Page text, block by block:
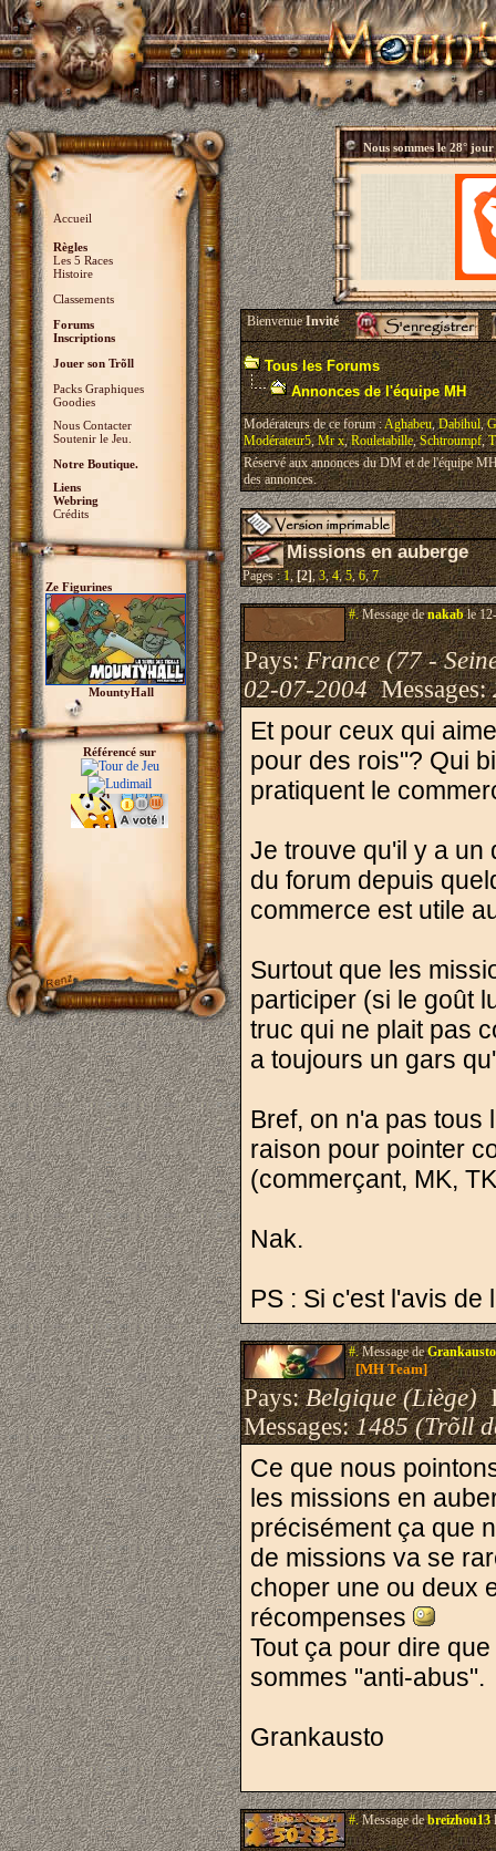
Accueil
Règles
Les 5 Races
Histoire
Classements
Forums
Inscriptions
Jouer son Trõll
Packs Graphiques
Goodies
Nous Contacter
Soutenir le Jeu.
Notre Boutique.
Liens
Webring
Crédits
Ze Figurines
MountyHall
Référencé sur
Nous sommes le28° jour
BienvenueInvité
Tous les Forums
Annonces de l'équipe MH
Modérateurs de ce forum :Aghabeu,Dabihul,
Modérateur5,Mr x,Rouletabille,Schtroumpf,
Réservé aux annonces du DM et de l'équipe
des annonces.
Missions en auberge
Pages :1,[2],3,4,5,6,7
#.Message denakable
Pays:France (77 -
02-07-2004Messages:
Et pour ceux qui
pour des rois"? Qui
pratiquent le
Je trouve qu'il y a un
du forum depuis
commerce est utile
Surtout que les
participer (si le goût
truc qui ne plait pas
a toujours un gars
Bref, on n'a pas tous
raison pour pointer
(commerçant, MK,
Nak.
PS : Si c'est l'avis de
#.Message deGrankausto
[MH Team]
Pays:Belgique (Liège)
Messages:1485 (Trõll
Ce que nous
les missions en
précisément ça que
de missions va se
choper une ou deux
récompenses
Tout ça pour dire
sommes "anti-abus".
Grankausto
#.Message debreizhou13